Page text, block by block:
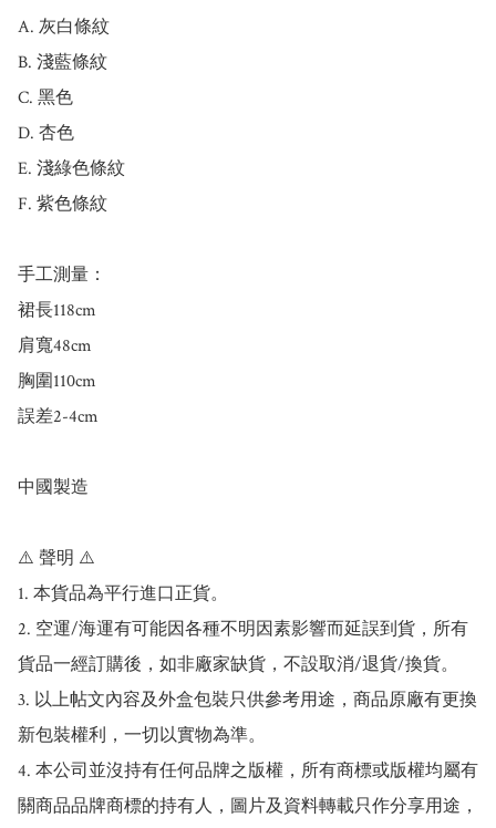
A. 灰白條紋
B. 淺藍條紋
C. 黑色
D. 杏色
E. 淺綠色條紋
F. 紫色條紋
手工測量：
裙長118cm
肩寬48cm
胸圍110cm
誤差2-4cm
中國製造
⚠️ 聲明 ⚠️
1. 本貨品為平行進口正貨。
2. 空運/海運有可能因各種不明因素影響而延誤到貨，所有
貨品一經訂購後，如非廠家缺貨，不設取消/退貨/換貨。
3. 以上帖文內容及外盒包裝只供參考用途，商品原廠有更換
新包裝權利，一切以實物為準。
4. 本公司並沒持有任何品牌之版權，所有商標或版權均屬有
關商品品牌商標的持有人，圖片及資料轉載只作分享用途，